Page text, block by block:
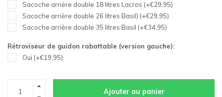
Sacoche arrière double 18 litres Lacros (+€29,95)
Sacoche arrière double 26 litres Basil) (+€29,95)
Sacoche arrière double 35 litres Basil (+€34,95)
Rétroviseur de guidon rabattable (version gauche):
Oui (+€19,95)
Ajouter au panier